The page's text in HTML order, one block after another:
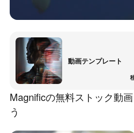
動画テンプレート
Magnificの無料ストック動
う